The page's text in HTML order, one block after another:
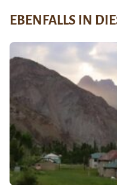
EBENFALLS IN